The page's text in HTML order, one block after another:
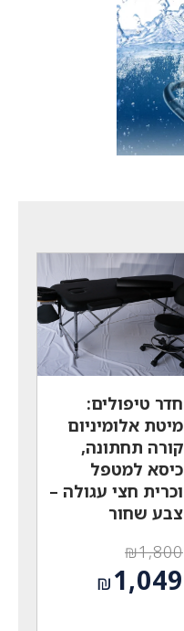
חדר טיפולים:
מיטת אלומיניום
קורה תחתונה,
כיסא למטפל
וכרית חצי עגולה –
צבע שחור
₪1,800
המחיר
המקורי
₪1,049